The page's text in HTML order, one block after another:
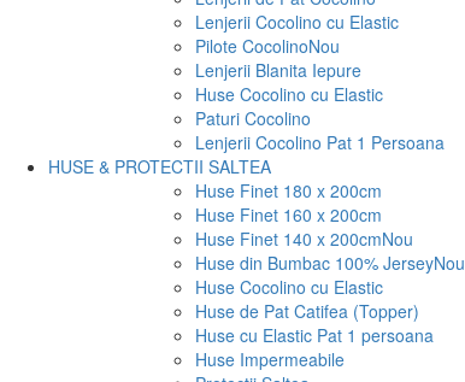
Lenjerii Cocolino cu Elastic
Pilote CocolinoNou
Lenjerii Blanita Iepure
Huse Cocolino cu Elastic
Paturi Cocolino
Lenjerii Cocolino Pat 1 Persoana
HUSE & PROTECTII SALTEA
Huse Finet 180 x 200cm
Huse Finet 160 x 200cm
Huse Finet 140 x 200cmNou
Huse din Bumbac 100% JerseyNou
Huse Cocolino cu Elastic
Huse de Pat Catifea (Topper)
Huse cu Elastic Pat 1 persoana
Huse Impermeabile